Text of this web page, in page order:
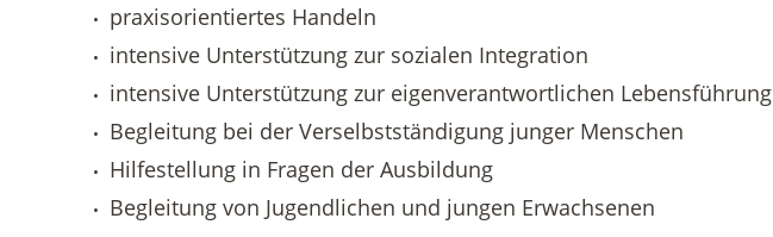
praxisorientiertes Handeln
intensive Unterstützung zur sozialen Integration
intensive Unterstützung zur eigenverantwortlichen Lebensführung
Begleitung bei der Verselbstständigung junger Menschen
Hilfestellung in Fragen der Ausbildung
Begleitung von Jugendlichen und jungen Erwachsenen